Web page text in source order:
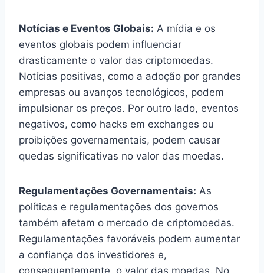
Notícias e Eventos Globais: A mídia e os
eventos globais podem influenciar
drasticamente o valor das criptomoedas.
Notícias positivas, como a adoção por grandes
empresas ou avanços tecnológicos, podem
impulsionar os preços. Por outro lado, eventos
negativos, como hacks em exchanges ou
proibições governamentais, podem causar
quedas significativas no valor das moedas.
Regulamentações Governamentais: As
políticas e regulamentações dos governos
também afetam o mercado de criptomoedas.
Regulamentações favoráveis podem aumentar
a confiança dos investidores e,
consequentemente, o valor das moedas. No